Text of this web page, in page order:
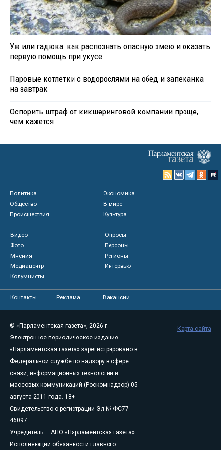
Уж или гадюка: как распознать опасную змею и оказать
первую помощь при укусе
Паровые котлетки с водорослями на обед и запеканка
на завтрак
Оспорить штраф от кикшеринговой компании проще,
чем кажется
Политика
Экономика
Общество
В мире
Происшествия
Культура
Видео
Опросы
Фото
Персоны
Мнения
Регионы
Медиацентр
Интервью
Колумнисты
Контакты Реклама Вакансии
© «Парламентская газета», 2026 г.
Электронное периодическое издание
«Парламентская газета» зарегистрировано в
Федеральной службе по надзору в сфере
связи, информационных технологий и
массовых коммуникаций (Роскомнадзор) 05
августа 2011 года. 18+
Свидетельство о регистрации Эл № ФС77-
46097
Учредитель — АНО «Парламентская газета»
Исполняющий обязанности главного
Карта сайта